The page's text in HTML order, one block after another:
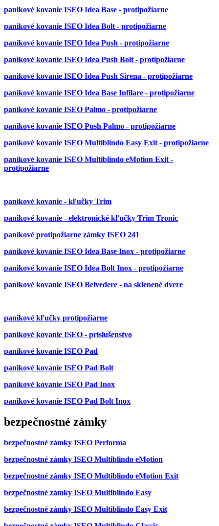
panikové kovanie ISEO Idea Base - protipožiarne
panikové kovanie ISEO Idea Bolt - protipožiarne
panikové kovanie ISEO Idea Push - protipožiarne
panikové kovanie ISEO Idea Push Bolt - protipožiarne
panikové kovanie ISEO Idea Push Sirena - protipožiarne
panikové kovanie ISEO Idea Base Infilare - protipožiarne
panikové kovanie ISEO Palmo - protipožiarne
panikové kovanie ISEO Push Palmo - protipožiarne
panikové kovanie ISEO Multiblindo Easy Exit - protipožiarne
panikové kovanie ISEO Multiblindo eMotion Exit -
protipožiarne
panikové kovanie - kľučky Trim
panikové kovanie - elektronické kľučky Trim Tronic
panikové protipožiarne zámky ISEO 241
panikové kovanie ISEO Idea Base Inox - protipožiarne
panikové kovanie ISEO Idea Bolt Inox - protipožiarne
panikové kovanie ISEO Belvedere - na sklenené dvere
panikové kľučky protipožiarne
panikové kovanie ISEO - príslušenstvo
panikové kovanie ISEO Pad
panikové kovanie ISEO Pad Bolt
panikové kovanie ISEO Pad Inox
panikové kovanie ISEO Pad Bolt Inox
bezpečnostné zámky
bezpečnostné zámky ISEO Performa
bezpečnostné zámky ISEO Multiblindo eMotion
bezpečnostné zámky ISEO Multiblindo eMotion Exit
bezpečnostné zámky ISEO Multiblindo Easy
bezpečnostné zámky ISEO Multiblindo Easy Exit